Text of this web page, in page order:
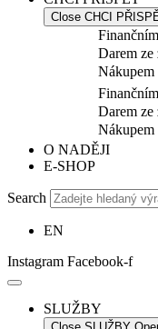
Close CHCI
Darem ze
Darem ze
O NADĚJI
E-SHOP
Search
EN
Instagram Facebook-f
SLUŽBY